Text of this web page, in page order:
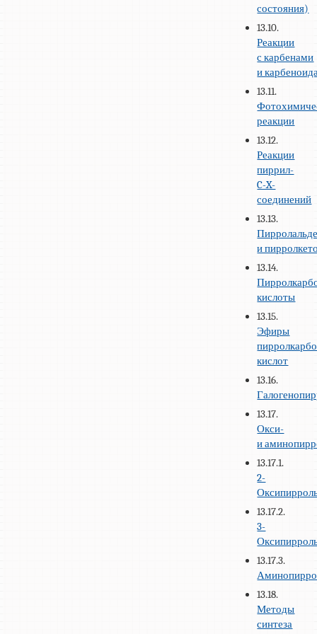
состояния)
13.10.
Реакции
с карбенами
и
13.11.
реакции
13.12.
Реакции
пиррил-
C-X-
соединений
13.13.
и
13.14.
кислоты
13.15.
Эфиры
кислот
13.16.
13.17.
Окси-
и
13.17.1.
2-
13.17.2.
3-
13.17.3.
13.18.
Методы
синтеза